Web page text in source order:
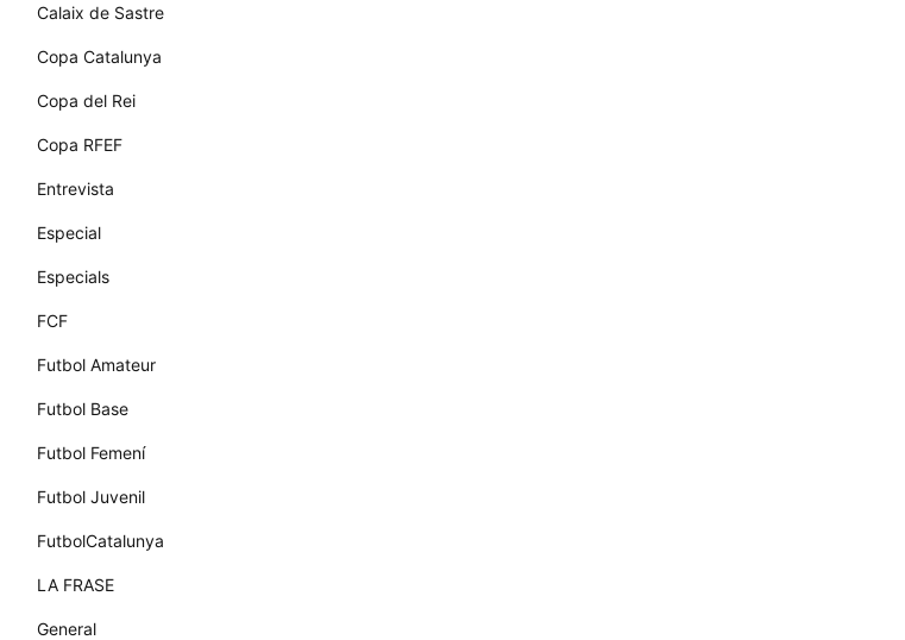
Calaix de Sastre
Copa Catalunya
Copa del Rei
Copa RFEF
Entrevista
Especial
Especials
FCF
Futbol Amateur
Futbol Base
Futbol Femení
Futbol Juvenil
FutbolCatalunya
LA FRASE
General